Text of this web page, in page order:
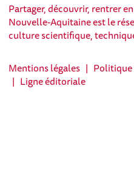
Partager, découvrir, rentrer
Nouvelle-Aquitaine est le
culture scientifique,
Mentions légales |
| Ligne éditoriale